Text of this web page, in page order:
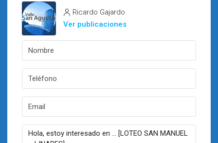
Ricardo Gajardo
Ver publicaciones